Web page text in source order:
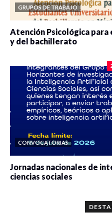
GRUPOS DE TRABAJO
Atención Psicológica
y del bachillerato
CONVOCATORIAS
Jornadas nacionales de
ciencias sociales